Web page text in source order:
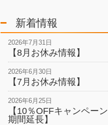
新着情報
2026年7月31日
【8月お休み情報】
2026年6月30日
【7月お休み情報】
2026年6月25日
【10％OFFキャンペーン
期間延長】